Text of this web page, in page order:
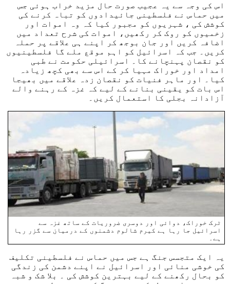
اس کی وجہ سے یہ عجیب صورت حال مزید خراب ہوئی جس
میں حماس نے فلسطینی جائیدادوں کو تباہ کرنے کی
کوشش کی ، شہریوں کو مجبور کیا کہ وہ اموات اور
زخمیوں کو روک کر رکھیں، اموات کی شرح تعداد میں
اضافہ کریں اور جان بوجھ کر اپنے ہی علاقے پر حملہ
کریں۔ جب کہ اسرائیل کو اہم موقع ملے گا فلسطینیوں
کو نقصان پہنچانے کا۔ اسرائیلی حکومت نے طبی
امداد اور خوراک مہیا کر کے اس سے بھی کچھ زیادہ
کیا۔ اور ماہر فنیات کو نقصان زدہ علاقے میں بھیجا
اس بات کو یقینی بنانے کے لیے کہ غزہ کے رہنے والے
آزادانہ بجلی کا استعمال کریں۔
ٹرک خوراک، دوائی اور دوسری ضروریات کے ساتھ غزہ سے
اسرائیل جا رہا ہے کیرم شالوم دشمنوں کے درمیان سے گزر رہا
ہے۔
یہ ایک متجسس جنگ ہے جس میں حماس نے فلسطینی تکلیف
کی خوشی منائی اور اسرائیل نے اپنے دشمن کی زندگی
کو بحال رکھنے کے لیے بہترین کوشش کی ۔ بلا شک و شبہ